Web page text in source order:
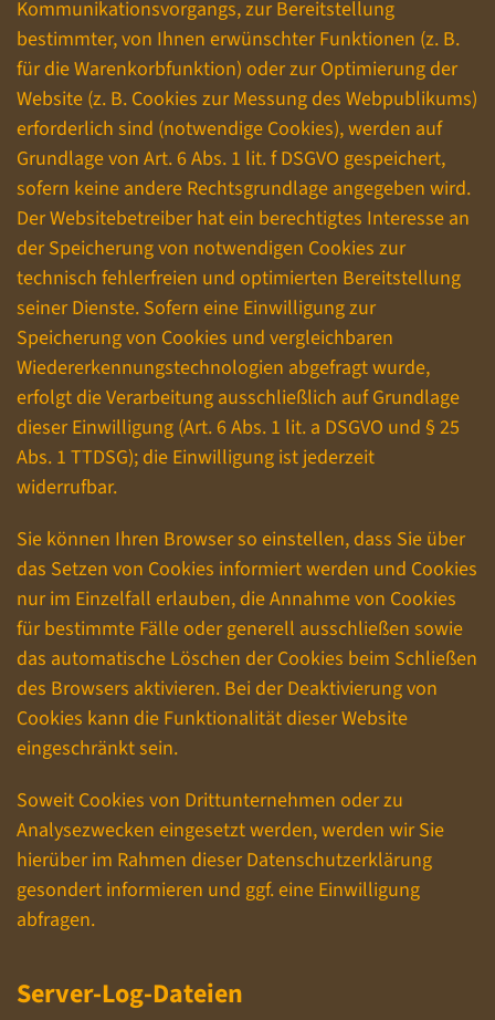
Kommunikationsvorgangs, zur Bereitstellung
bestimmter, von Ihnen erwünschter Funktionen (z. B.
für die Warenkorbfunktion) oder zur Optimierung der
Website (z. B. Cookies zur Messung des Webpublikums)
erforderlich sind (notwendige Cookies), werden auf
Grundlage von Art. 6 Abs. 1 lit. f DSGVO gespeichert,
sofern keine andere Rechtsgrundlage angegeben wird.
Der Websitebetreiber hat ein berechtigtes Interesse an
der Speicherung von notwendigen Cookies zur
technisch fehlerfreien und optimierten Bereitstellung
seiner Dienste. Sofern eine Einwilligung zur
Speicherung von Cookies und vergleichbaren
Wiedererkennungstechnologien abgefragt wurde,
erfolgt die Verarbeitung ausschließlich auf Grundlage
dieser Einwilligung (Art. 6 Abs. 1 lit. a DSGVO und § 25
Abs. 1 TTDSG); die Einwilligung ist jederzeit
widerrufbar.
Sie können Ihren Browser so einstellen, dass Sie über
das Setzen von Cookies informiert werden und Cookies
nur im Einzelfall erlauben, die Annahme von Cookies
für bestimmte Fälle oder generell ausschließen sowie
das automatische Löschen der Cookies beim Schließen
des Browsers aktivieren. Bei der Deaktivierung von
Cookies kann die Funktionalität dieser Website
eingeschränkt sein.
Soweit Cookies von Drittunternehmen oder zu
Analysezwecken eingesetzt werden, werden wir Sie
hierüber im Rahmen dieser Datenschutzerklärung
gesondert informieren und ggf. eine Einwilligung
abfragen.
Server-Log-Dateien